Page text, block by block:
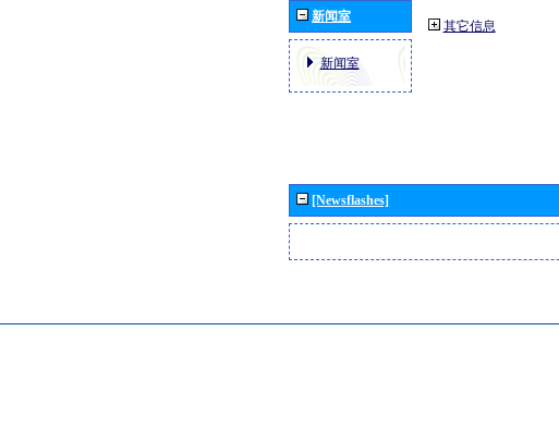
新闻室
新闻室
其它信息
[Newsflashes]